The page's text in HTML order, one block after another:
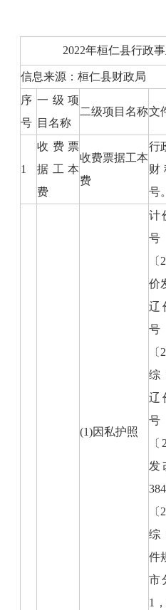
2022年桓仁县行政
信息来源：桓仁县财政局
序
号
一级项
目名称
二级项目名称文
1
收费票
据工本
费
收费票据工本
费
行
财
号。
(1)因私护照
计
价
辽
综
辽
发
综
件
市
1